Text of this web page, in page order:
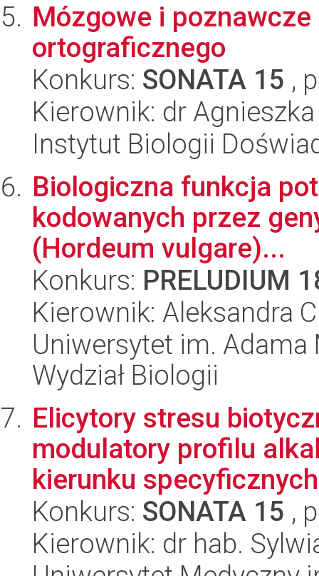
Mózgowe i
ortograficznego
Konkurs: SONATA 15 ,
Kierownik: dr
Instytut Biologii
Biologiczna funkcja
kodowanych przez
(Hordeum vulgare)...
Konkurs: PRELUDIUM
Kierownik: Aleksandra
Uniwersytet im.
Wydział Biologii
Elicytory stresu
modulatory profilu
kierunku
Konkurs: SONATA 15 ,
Kierownik: dr hab.